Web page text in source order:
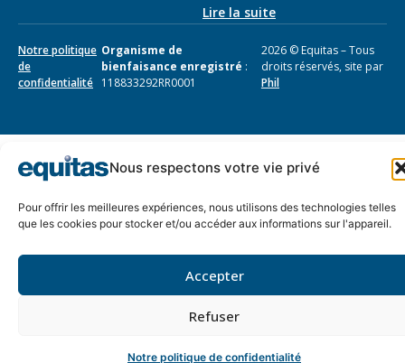
Nous respectons votre vie privé
Pour offrir les meilleures expériences, nous utilisons des technologies telles
que les cookies pour stocker et/ou accéder aux informations sur l'appareil.
Accepter
Refuser
Notre politique de confidentialité
Lire la suite
Notre politique
de
confidentialité
Organisme de
bienfaisance enregistré :
118833292RR0001
2026 © Equitas – Tous
droits réservés, site par
Phil